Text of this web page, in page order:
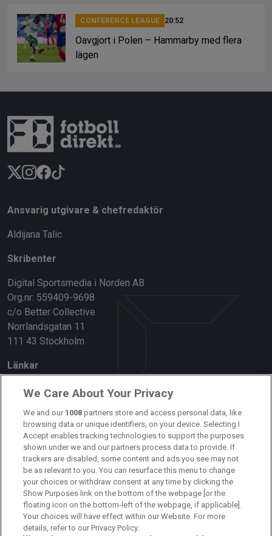
CONFERENCE LEAGUE 20:52
Oavgjort i Polen – Hammarby med flera
lägen
Ansvarig utgivare & chefredaktör
Aldijana Talic
Skribenter
Digital Sportsmedia i Norden AB
Org.nr: 559409-9698
c/o Better Collective
Norrlandsgatan 11
111 43 Stockholm
Länkar
Om oss
Kontakta oss
Kundtjänst
Sponsor: Rekatochklart
Annonsera på Fotbolldirekt
Redaktionell policy
We Care About Your Privacy
We and our 1008 partners store and access personal data, like
browsing data or unique identifiers, on your device. Selecting I
Accept enables tracking technologies to support the purposes
shown under we and our partners process data to provide. If
trackers are disabled, some content and ads you see may not
be as relevant to you. You can resurface this menu to change
your choices or withdraw consent at any time by clicking the
Show Purposes link on the bottom of the webpage [or the
floating icon on the bottom-left of the webpage, if applicable].
Your choices will have effect within our Website. For more
details, refer to our Privacy Policy.